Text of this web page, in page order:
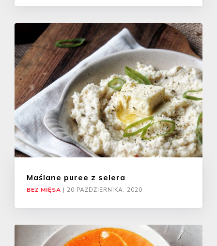
Maślane puree z selera
BEZ MIĘSA | 20 PAŹDZIERNIKA, 2020